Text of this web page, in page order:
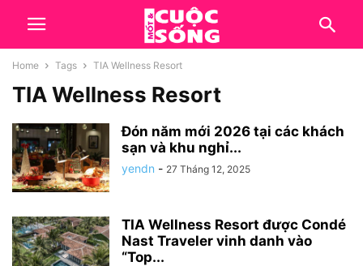
Home Tags TIA Wellness Resort
TIA Wellness Resort
Đón năm mới 2026 tại các khách
sạn và khu nghỉ...
yendn - 27 Tháng 12, 2025
TIA Wellness Resort được Condé
Nast Traveler vinh danh vào
“Top...